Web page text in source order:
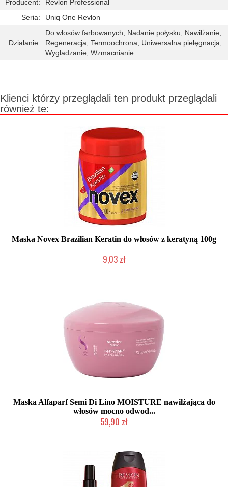
Producent:
Revlon Professional
Seria:
Uniq One Revlon
Działanie:
Do włosów farbowanych, Nadanie połysku, Nawilżanie,
Regeneracja, Termoochrona, Uniwersalna pielęgnacja,
Wygładzanie, Wzmacnianie
Klienci którzy przeglądali ten produkt przeglądali
również te:
Maska Novex Brazilian Keratin do włosów z keratyną 100g
9,03 zł
Maska Alfaparf Semi Di Lino MOISTURE nawilżająca do
włosów mocno odwod...
59,90 zł